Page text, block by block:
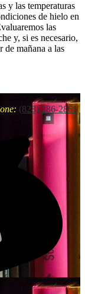
y las temperaturas
de hielo en
las
y, si es necesario,
de mañana a las
(828) 286-2861